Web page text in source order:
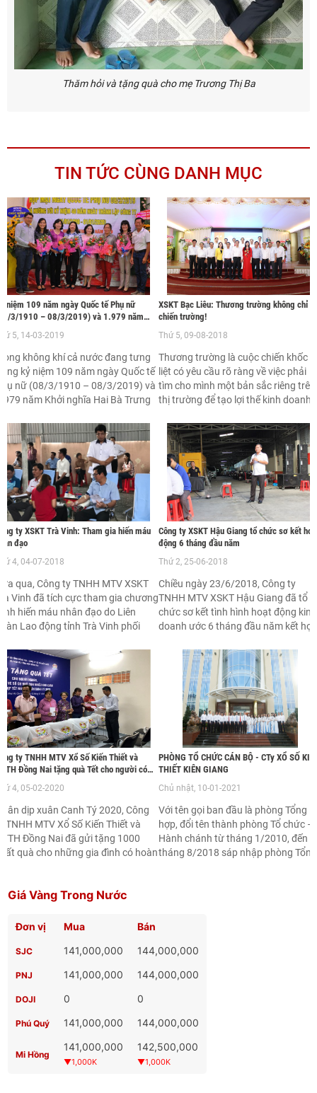
Thăm hỏi và tặng quà cho mẹ Trương Thị Ba
TIN TỨC CÙNG DANH MỤC
niệm 109 năm ngày Quốc tế Phụ nữ
3/1910 – 08/3/2019) và 1.979 năm
nghĩa Hai Bà Trưng (40 – 2019), hướng
kỷ niệm 40 năm ngày thành lập Công ty
1/1980 – 1/1/2020)
5, 14-03-2019
không khí cả nước đang tưng
kỷ niệm 109 năm ngày Quốc tế
nữ (08/3/1910 – 08/3/2019) và
năm Khởi nghĩa Hai Bà Trưng
Công ty TNHH MTV Xổ số kiến
An Giang tổ chức chuỗi hoạt
chào mừng kỷ niệm Quốc tế
nữ 8/3 và khởi nghĩa Hai Bà
hướng tới kỷ niệm 40 năm
thành lập Công ty (1/1/1980 -
1/2020), bao gồm 02 nội dung:
XSKT Bạc Liêu: Thương trường không chỉ là
chiến trường!
Thứ 5, 09-08-2018
Thương trường là cuộc chiến khốc
liệt có yêu cầu rõ ràng về việc phải
tìm cho mình một bản sắc riêng trên
thị trường để tạo lợi thế kinh doanh.
bí quyết khái quát nhất mà người
doanh nhân cần phải nắm được
trước khi ra thương trường. Để lèo
con thuyền Xổ số kiến thiết đi từ
thành công này đến thành công
không khỏi phủ nhận tâm huyết của
người lãnh đạo ....
ty XSKT Trà Vinh: Tham gia hiến máu
đạo
4, 04-07-2018
qua, Công ty TNHH MTV XSKT
Vinh đã tích cực tham gia chương
hiến máu nhân đạo do Liên
Lao động tỉnh Trà Vinh phối
Cần Thơ tổ chức.
Công ty XSKT Hậu Giang tổ chức sơ kết
động 6 tháng đầu năm
Thứ 2, 25-06-2018
Chiều ngày 23/6/2018, Công ty
TNHH MTV XSKT Hậu Giang đã tổ
chức sơ kết tình hình hoạt động kinh
doanh ước 6 tháng đầu năm kết hợp
ty TNHH MTV Xổ Số Kiến Thiết và
Đồng Nai tặng quà Tết cho người có
4, 05-02-2020
dịp xuân Canh Tý 2020, Công
TNHH MTV Xổ Số Kiến Thiết và
Đồng Nai đã gửi tặng 1000
quà cho những gia đình có hoàn
quà nhỏ bé này sẽ góp phần
hơn, trọn vẹn hơn.
PHÒNG TỔ CHỨC CÁN BỘ - CTy XỔ SỐ
THIẾT KIÊN GIANG
Chủ nhật, 10-01-2021
Với tên gọi ban đầu là phòng Tổng
hợp, đổi tên thành phòng Tổ chức –
Hành chánh từ tháng 1/2010, đến
tháng 8/2018 sáp nhập phòng Tổng
Giá Vàng Trong Nước
Đơn vị Mua Bán
SJC 141,000,000 144,000,000
PNJ 141,000,000 144,000,000
DOJI 0 0
Phú Quý 141,000,000 144,000,000
Mi Hồng
141,000,000
▼1,000K
142,500,000
▼1,000K